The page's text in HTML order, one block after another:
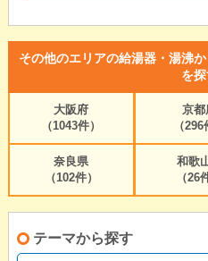
その他のエリアの給湯器・湯沸
を
大阪府
（1043件）
京都
（296
奈良県
（102件）
和歌
（26
テーマから探す